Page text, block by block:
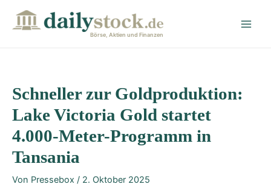
Börse, Aktien und Finanzen
Schneller zur Goldproduktion:
Lake Victoria Gold startet
4.000-Meter-Programm in
Tansania
Von Pressebox / 2. Oktober 2025